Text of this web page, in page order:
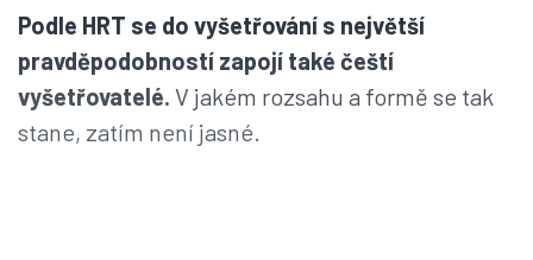
Podle HRT se do vyšetřování s největší
pravděpodobností zapojí také čeští
vyšetřovatelé. V jakém rozsahu a formě se tak
stane, zatím není jasné.